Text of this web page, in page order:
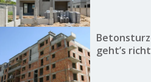
geht’s